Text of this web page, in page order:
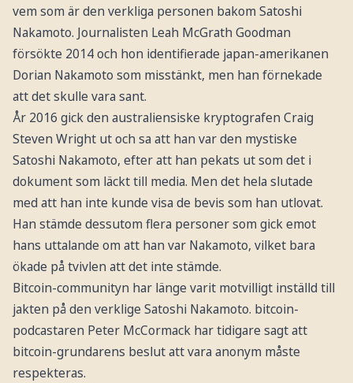
vem som är den verkliga personen bakom Satoshi
Nakamoto. Journalisten Leah McGrath Goodman
försökte 2014 och hon identifierade japan-amerikanen
Dorian Nakamoto som misstänkt, men han förnekade
att det skulle vara sant.
År 2016 gick den australiensiske kryptografen Craig
Steven Wright ut och sa att han var den mystiske
Satoshi Nakamoto, efter att han pekats ut som det i
dokument som läckt till media. Men det hela slutade
med att han inte kunde visa de bevis som han utlovat.
Han stämde dessutom flera personer som gick emot
hans uttalande om att han var Nakamoto, vilket bara
ökade på tvivlen att det inte stämde.
Bitcoin-communityn har länge varit motvilligt inställd till
jakten på den verklige Satoshi Nakamoto. bitcoin-
podcastaren Peter McCormack har tidigare sagt att
bitcoin-grundarens beslut att vara anonym måste
respekteras.